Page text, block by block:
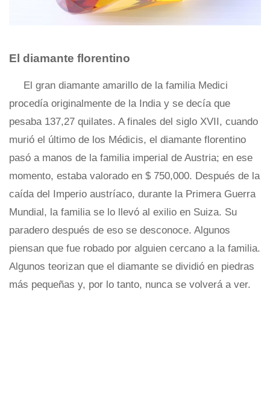
El diamante florentino
El gran diamante amarillo de la familia Medici
procedía originalmente de la India y se decía que
pesaba 137,27 quilates. A finales del siglo XVII, cuando
murió el último de los Médicis, el diamante florentino
pasó a manos de la familia imperial de Austria; en ese
momento, estaba valorado en $ 750,000. Después de la
caída del Imperio austríaco, durante la Primera Guerra
Mundial, la familia se lo llevó al exilio en Suiza. Su
paradero después de eso se desconoce. Algunos
piensan que fue robado por alguien cercano a la familia.
Algunos teorizan que el diamante se dividió en piedras
más pequeñas y, por lo tanto, nunca se volverá a ver.